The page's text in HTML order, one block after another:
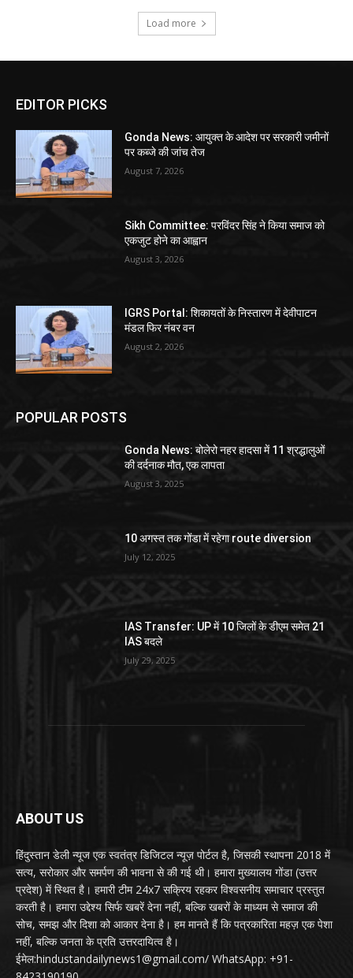
Load more
EDITOR PICKS
Gonda News: आयुक्त के आदेश पर सरकारी जमीनों
पर कब्जे की जांच तेज
August 7, 2026
Sikh Committee: परविंदर सिंह ने किया समाज को
एकजुट होने का आह्वान
August 3, 2026
IGRS Portal: शिकायतों के निस्तारण में देवीपाटन
मंडल फिर नंबर वन
August 2, 2026
POPULAR POSTS
Gonda News: बोलेरो नहर हादसा में 11 श्रद्धालुओं
की दर्दनाक मौत, एक लापता
August 3, 2025
10 अगस्त तक गोंडा में रहेगा route diversion
July 12, 2025
IAS Transfer: UP में 10 जिलों के डीएम समेत 21
IAS बदले
July 29, 2025
ABOUT US
हिंदुस्तान डेली न्यूज एक स्वतंत्र डिजिटल न्यूज़ पोर्टल है, जिसकी स्थापना 2018 में
सत्य, सरोकार और समर्पण की भावना से की गई थी। हमारा मुख्यालय गोंडा (उत्तर
प्रदेश) में स्थित है। हमारी टीम 24x7 सक्रिय रहकर विश्वसनीय समाचार प्रस्तुत
करती है। हमारा उद्देश्य सिर्फ खबरें देना नहीं, बल्कि खबरों के माध्यम से समाज की
सोच, समझ और दिशा को आकार देना है। हम मानते हैं कि पत्रकारिता महज़ एक पेशा
नहीं, बल्कि जनता के प्रति उत्तरदायित्व है।
ईमेल:hindustandailynews1@gmail.com/ WhatsApp: +91-